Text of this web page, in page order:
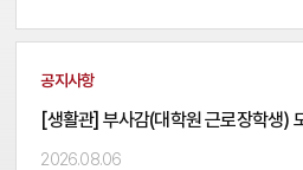
공지사항
[생활관] 부사감(대학원 근로장학생)
2026.08.06